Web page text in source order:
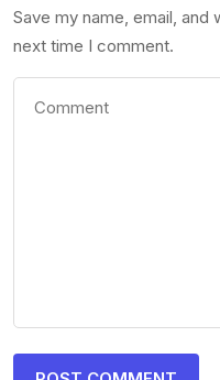
Save my name, email,
next time I comment.